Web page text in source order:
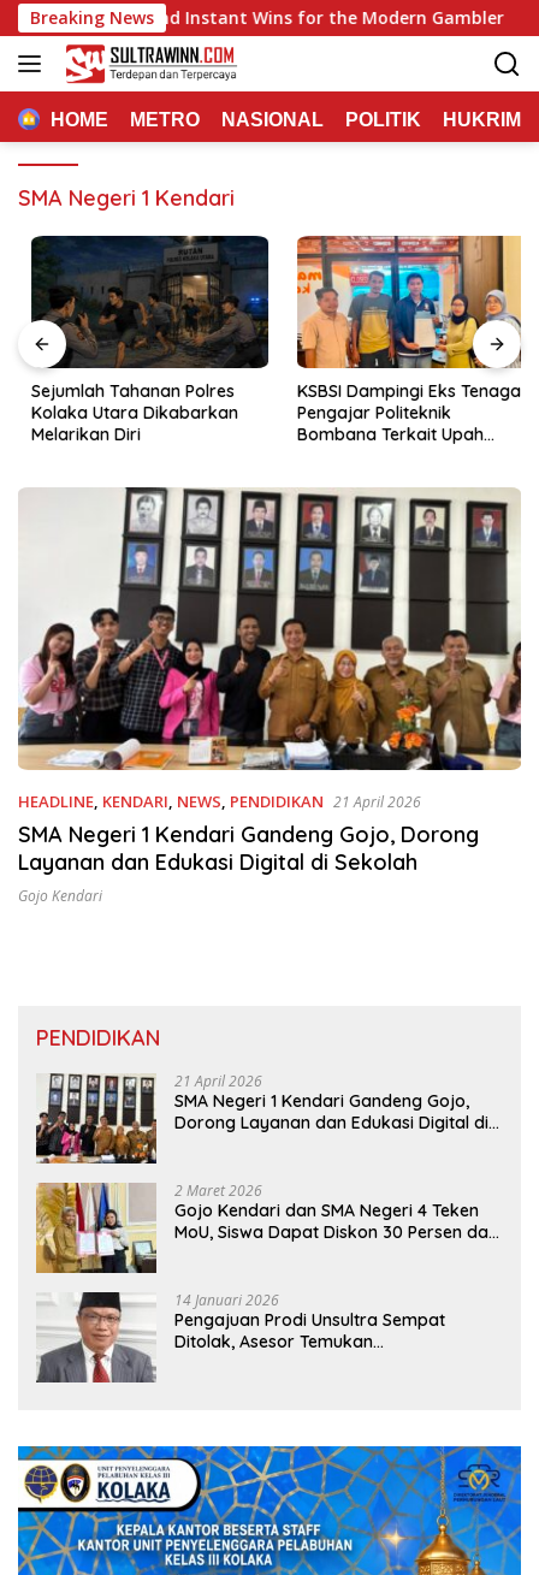
Langsung
ke
konten
Breaking News
Quick Play and Instant Wins for the Modern Gambler
HOME METRO NASIONAL POLITIK HUKRIM
SMA Negeri 1 Kendari
Sejumlah Tahanan Polres
Kolaka Utara Dikabarkan
Melarikan Diri
KSBSI Dampingi Eks Tenaga
Pengajar Politeknik
Bombana Terkait Upah
HEADLINE, KENDARI, NEWS, PENDIDIKAN 21 April 2026
SMA Negeri 1 Kendari Gandeng Gojo, Dorong
Layanan dan Edukasi Digital di Sekolah
Gojo Kendari
PENDIDIKAN
21 April 2026
SMA Negeri 1 Kendari Gandeng Gojo,
Dorong Layanan dan Edukasi Digital di
2 Maret 2026
Gojo Kendari dan SMA Negeri 4 Teken
MoU, Siswa Dapat Diskon 30 Persen dan
14 Januari 2026
Pengajuan Prodi Unsultra Sempat
Ditolak, Asesor Temukan